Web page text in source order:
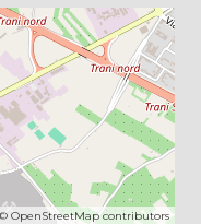
OpenStreetMapcontributors